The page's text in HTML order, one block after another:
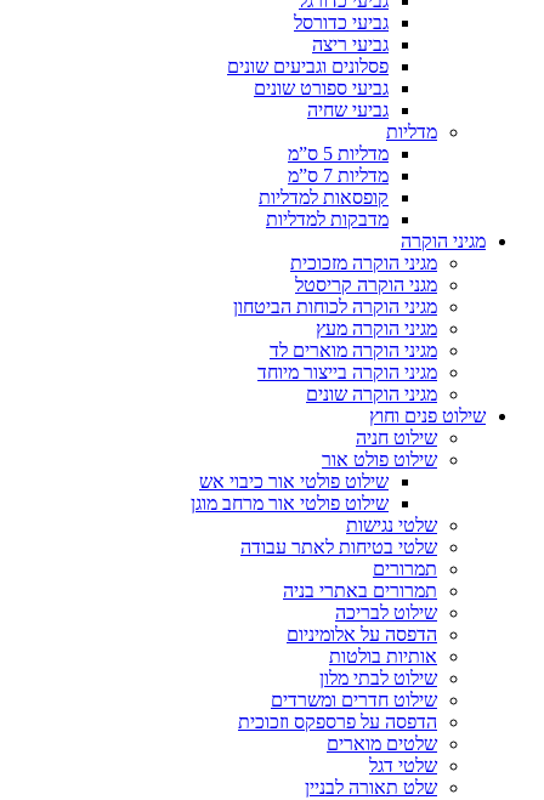
גביעי כדורסל
גביעי ריצה
פסלונים וגביעים שונים
גביעי ספורט שונים
גביעי שחיה
מדליות
מדליות 5 ס”מ
מדליות 7 ס”מ
קופסאות למדליות
מדבקות למדליות
מגיני הוקרה
מגיני הוקרה מזכוכית
מגני הוקרה קריסטל
מגיני הוקרה לכוחות הביטחון
מגיני הוקרה מעץ
מגיני הוקרה מוארים לד
מגיני הוקרה בייצור מיוחד
מגיני הוקרה שונים
שילוט פנים וחוץ
שילוט חניה
שילוט פולט אור
שילוט פולטי אור כיבוי אש
שילוט פולטי אור מרחב מוגן
שלטי נגישות
שלטי בטיחות לאתר עבודה
תמרורים
תמרורים באתרי בניה
שילוט לבריכה
הדפסה על אלומיניום
אותיות בולטות
שילוט לבתי מלון
שילוט חדרים ומשרדים
הדפסה על פרספקס וזכוכית
שלטים מוארים
שלטי דגל
שלט תאורה לבניין